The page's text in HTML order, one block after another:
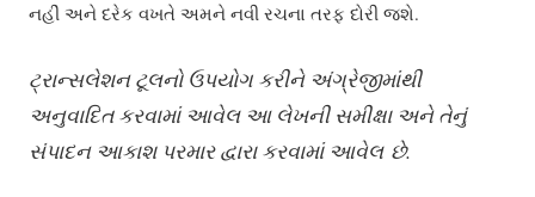
નહીં અને દરેક વખતે અમને નવી રચના તરફ દોરી જશે.
ટ્રાન્સલેશનટૂલનો ઉપયોગ કરીને અંગ્રેજીમાંથી
અનુવાદિતકરવામાં આવેલ આ લેખની સમીક્ષા અનેતેનું
સંપાદન આકાશ પરમારદ્વારાકરવામાં આવેલ છે.